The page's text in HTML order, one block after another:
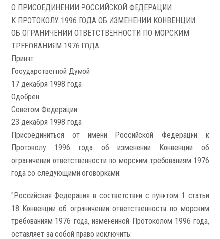
О ПРИСОЕДИНЕНИИ РОССИЙСКОЙ ФЕДЕРАЦИИ
К ПРОТОКОЛУ 1996 ГОДА ОБ ИЗМЕНЕНИИ КОНВЕНЦИИ
ОБ ОГРАНИЧЕНИИ ОТВЕТСТВЕННОСТИ ПО МОРСКИМ
ТРЕБОВАНИЯМ 1976 ГОДА
Принят
Государственной Думой
17 декабря 1998 года
Одобрен
Советом Федерации
23 декабря 1998 года
Присоединиться от имени Российской Федерации к
Протоколу 1996 года об изменении Конвенции об
ограничении ответственности по морским требованиям 1976
года со следующими оговорками:
"Российская Федерация в соответствии с пунктом 1 статьи
18 Конвенции об ограничении ответственности по морским
требованиям 1976 года, измененной Протоколом 1996 года,
оставляет за собой право исключить: